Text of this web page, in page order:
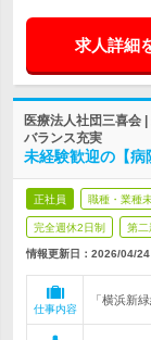
求人詳細
医療法人社団三喜会
バランス充実
未経験歓迎の【
正社員 職種・業種
完全週休2日制 第二
情報更新日：2026/04/24
仕事内容
「横浜新